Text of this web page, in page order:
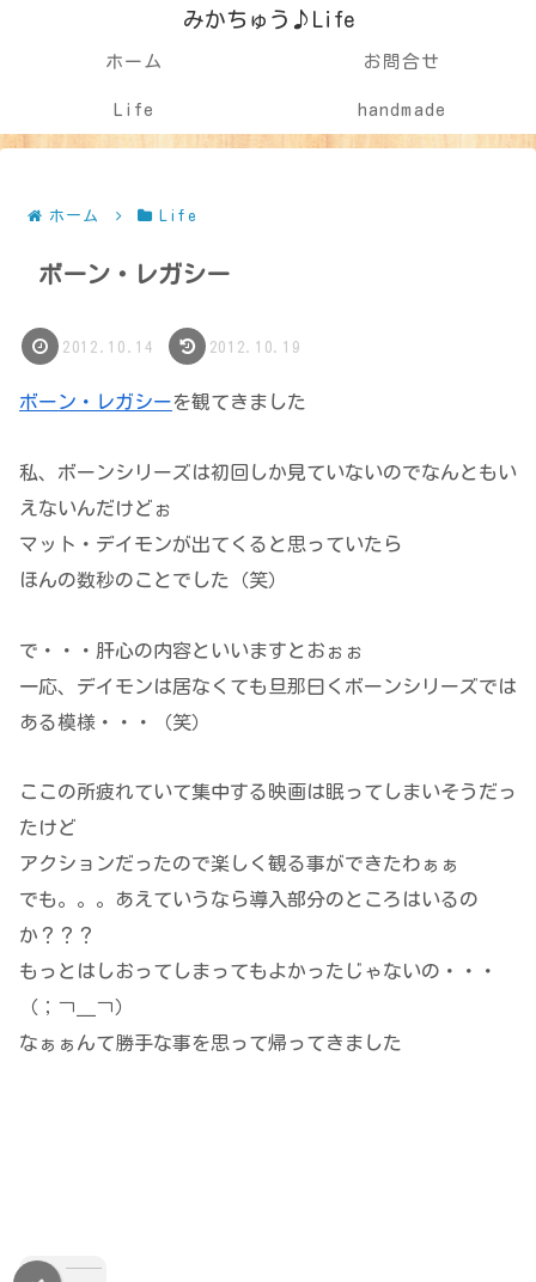
みかちゅう♪Life
ホーム お問合せ
Life handmade
ホーム Life
ボーン・レガシー
2012.10.14 2012.10.19
ボーン・レガシーを観てきました
私、ボーンシリーズは初回しか見ていないのでなんともい
えないんだけどぉ
マット・デイモンが出てくると思っていたら
ほんの数秒のことでした（笑）
で・・・肝心の内容といいますとおぉぉ
一応、デイモンは居なくても旦那曰くボーンシリーズでは
ある模様・・・（笑）
ここの所疲れていて集中する映画は眠ってしまいそうだっ
たけど
アクションだったので楽しく観る事ができたわぁぁ
でも。。。あえていうなら導入部分のところはいるの
か？？？
もっとはしおってしまってもよかったじゃないの・・・
（；￢＿￢）
なぁぁんて勝手な事を思って帰ってきました